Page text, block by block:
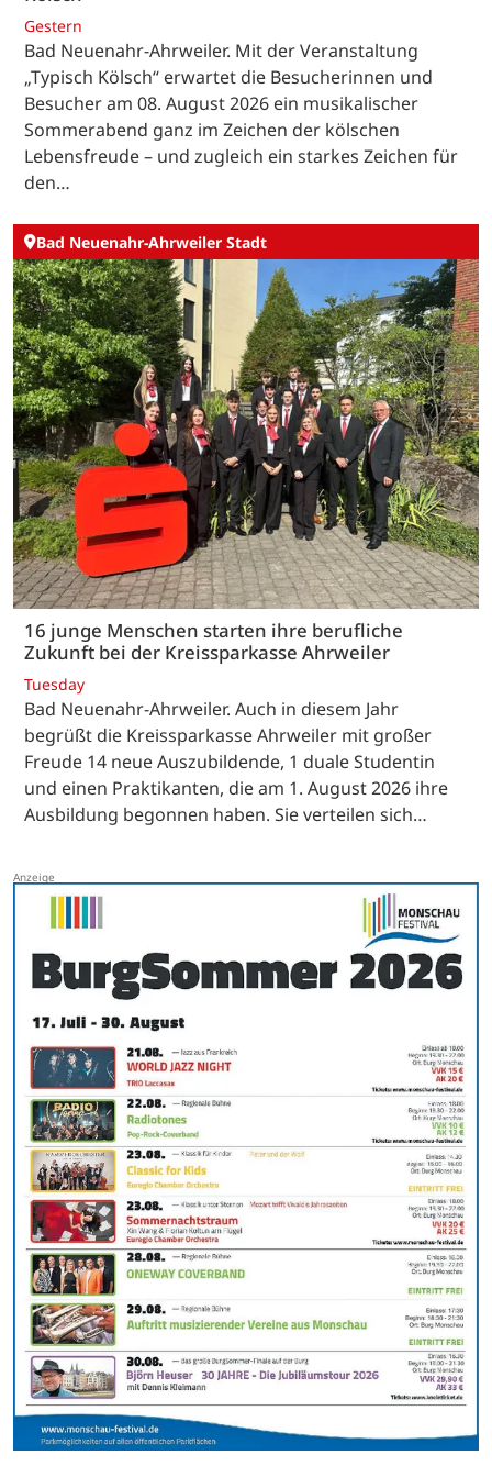
Gestern
Bad Neuenahr-Ahrweiler. Mit der Veranstaltung
„Typisch Kölsch“ erwartet die Besucherinnen und
Besucher am 08. August 2026 ein musikalischer
Sommerabend ganz im Zeichen der kölschen
Lebensfreude – und zugleich ein starkes Zeichen für
den…
Bad Neuenahr-Ahrweiler Stadt
16 junge Menschen starten ihre berufliche
Zukunft bei der Kreissparkasse Ahrweiler
Tuesday
Bad Neuenahr-Ahrweiler. Auch in diesem Jahr
begrüßt die Kreissparkasse Ahrweiler mit großer
Freude 14 neue Auszubildende, 1 duale Studentin
und einen Praktikanten, die am 1. August 2026 ihre
Ausbildung begonnen haben. Sie verteilen sich…